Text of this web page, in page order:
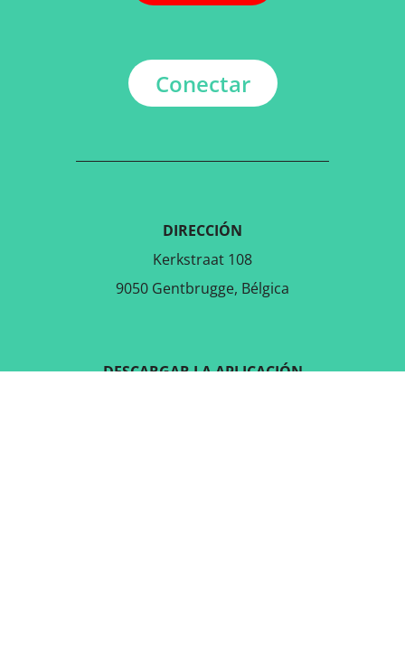
Conectar
DIRECCIÓN
Kerkstraat 108
9050 Gentbrugge, Bélgica
DESCARGAR LA APLICACIÓN